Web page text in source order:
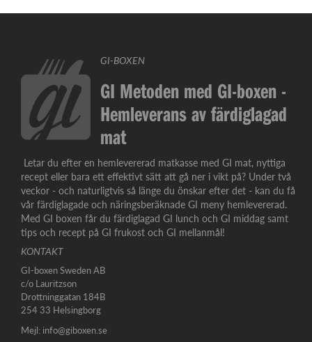
GI-BOXEN
GI Metoden med GI-boxen -
Hemleverans av färdiglagad
mat
Letar du efter en hemlevererad matkasse med GI mat, nyttiga
recept eller bara ett effektivt sätt att gå ner i vikt på? Under två
veckor - och naturligtvis så länge du önskar efter det - kan du få
vår färdiglagade och näringsberäknade GI meny hemlevererad.
Med GI boxen får du färdiglagad GI lunch och GI middag samt
tips och recept på GI frukost och GI mellanmål!
KONTAKT
GI-boxen Sweden AB
c/o Lauritzson
Drottninggatan 184B
254 33 Helsingborg
Mejl: info@giboxen.se